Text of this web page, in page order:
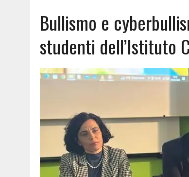
Bullismo e
studenti dell’Istituto